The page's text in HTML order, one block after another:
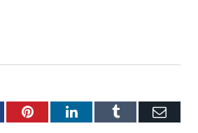
PinterestLinkedInTumblr E-